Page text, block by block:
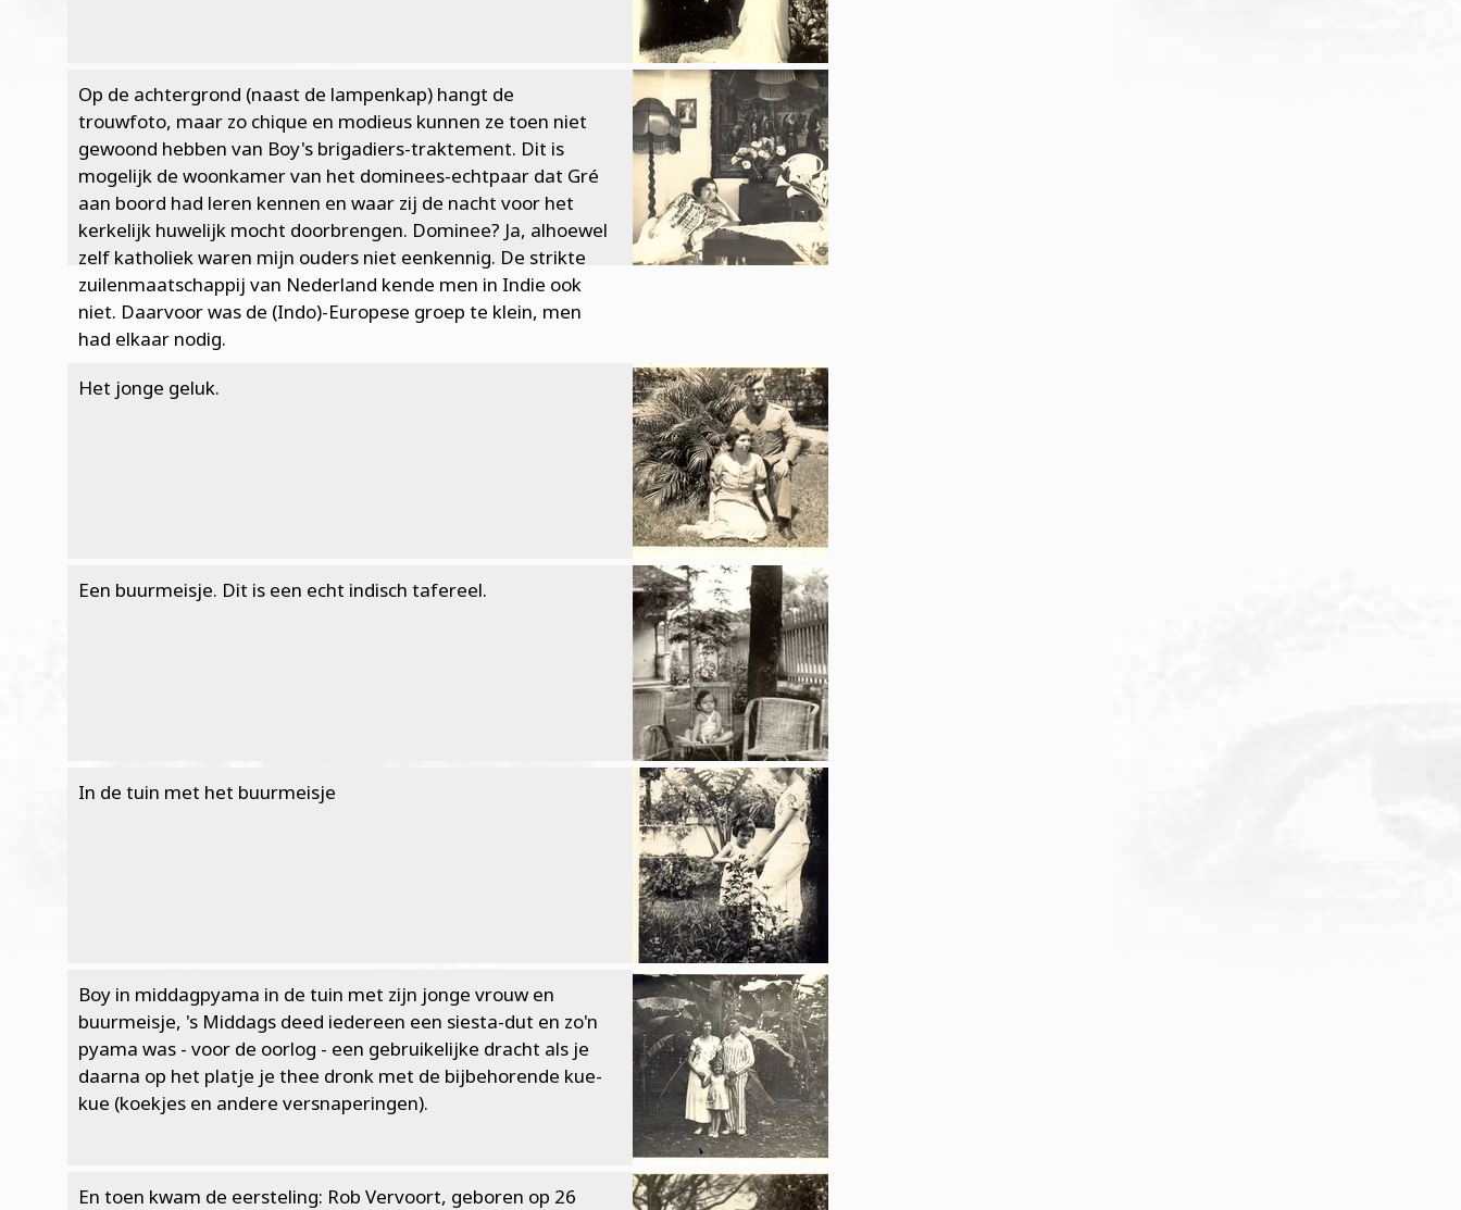
Op de achtergrond (naast de lampenkap) hangt de
trouwfoto, maar zo chique en modieus kunnen ze toen niet
gewoond hebben van Boy's brigadiers-traktement. Dit is
mogelijk de woonkamer van het dominees-echtpaar dat Gré
aan boord had leren kennen en waar zij de nacht voor het
kerkelijk huwelijk mocht doorbrengen. Dominee? Ja, alhoewel
zelf katholiek waren mijn ouders niet eenkennig. De strikte
zuilenmaatschappij van Nederland kende men in Indie ook
niet. Daarvoor was de (Indo)-Europese groep te klein, men
had elkaar nodig.
Het jonge geluk.
Een buurmeisje. Dit is een echt indisch tafereel.
In de tuin met het buurmeisje
Boy in middagpyama in de tuin met zijn jonge vrouw en
buurmeisje, 's Middags deed iedereen een siesta-dut en zo'n
pyama was - voor de oorlog - een gebruikelijke dracht als je
daarna op het platje je thee dronk met de bijbehorende kue-
kue (koekjes en andere versnaperingen).
En toen kwam de eersteling: Rob Vervoort, geboren op 26